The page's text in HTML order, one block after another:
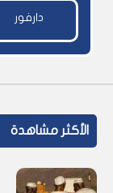
دارفور
الأكثر مشاهدة